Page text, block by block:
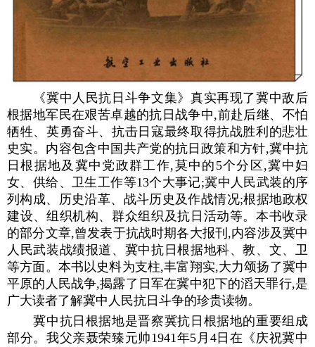
《冀中人民抗日斗争文集》真实再现了冀中敌后
根据地军民在艰苦卓越的抗日战争中,前赴后继、不怕
牺牲、英勇奋斗、抗击日寇最终取得抗战胜利的悲壮
史实。内容包含中国共产党的抗日政策和方针,冀中抗
日根据地及冀中党政群工作,莫中的5个分区,冀中妇
女、供给、卫生工作等13个大事记;冀中人民武装的序
列构成、历史沿革、战斗历史及作战情况;根据地政权
建设、组织机构、群众组织及抗日活动等。本书收录
的部分文章,曾发表于抗战时期各大报刊,内容涉及冀中
人民武装战绩报道、冀中抗日根据地科、教、文、卫
等方面。本书以史料为支柱,丰富翔实,大力颂扬了冀中
平原的人民战争,揭露了日军在冀中犯下的滔天罪行,是
广大读者了解冀中人民抗日斗争的珍贵读物。
冀中抗日根据地是晋察冀抗日根据地的重要组成
部分。我父亲聂荣臻元帅1941年5月4日在《庆祝冀中